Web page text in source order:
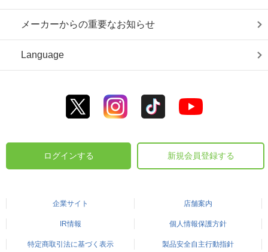
メーカーからの重要なお知らせ
Language
ログインする 新規会員登録する
企業サイト 店舗案内
IR情報 個人情報保護方針
特定商取引法に基づく表示 製品安全自主行動指針